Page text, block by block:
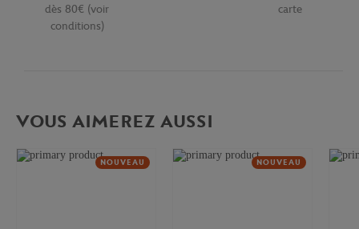
dès 80€ (voir
conditions)
carte
VOUS AIMEREZ AUSSI
NOUVEAU NOUVEAU